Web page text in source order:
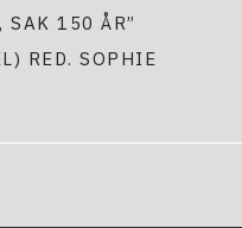
SAK 150 ÅR”
RED. SOPHIE